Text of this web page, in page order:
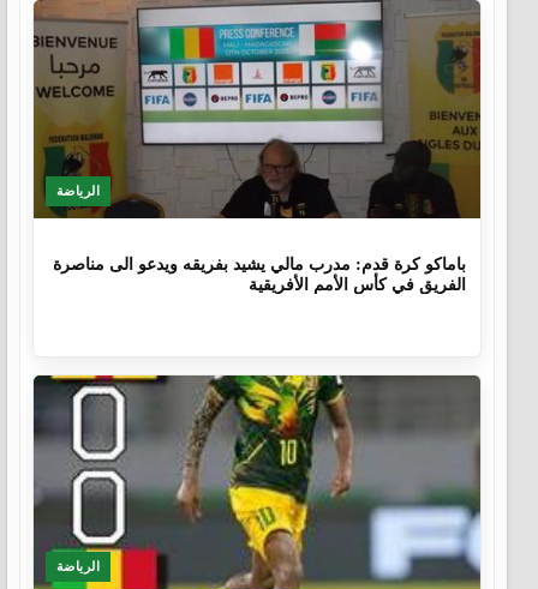
الرياضة
باماكو كرة قدم: مدرب مالي يشيد بفريقه ويدعو الى مناصرة
الفريق في كأس الأمم الأفريقية
الرياضة